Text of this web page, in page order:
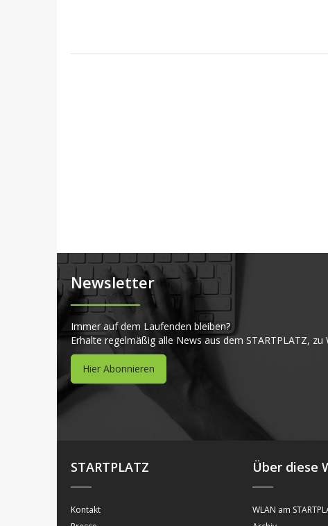
Newsletter
Immer auf dem Laufenden bleiben?
Erhalte regelmäßig alle News aus dem STARTPLATZ, zu
Hier Abonnieren
STARTPLATZ
Kontakt
Über diese
WLAN am